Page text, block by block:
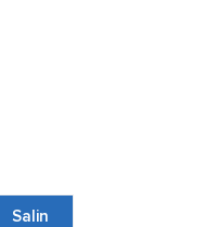
Salin